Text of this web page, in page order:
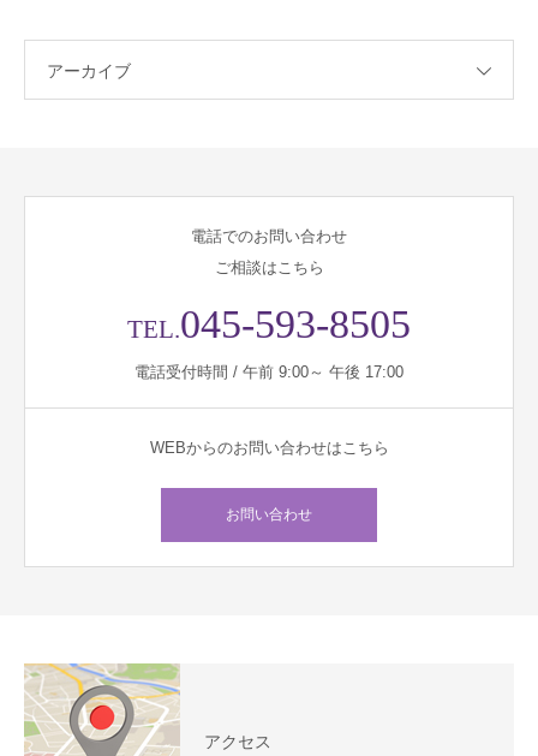
アーカイブ
電話でのお問い合わせ
ご相談はこちら
TEL.045-593-8505
電話受付時間 / 午前 9:00～ 午後 17:00
WEBからのお問い合わせはこちら
お問い合わせ
アクセス